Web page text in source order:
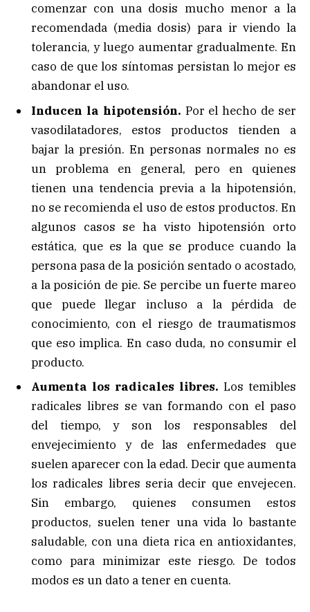
comenzar con una dosis mucho menor a la
recomendada (media dosis) para ir viendo la
tolerancia, y luego aumentar gradualmente. En
caso de que los síntomas persistan lo mejor es
abandonar el uso.
Inducen la hipotensión. Por el hecho de ser
vasodilatadores, estos productos tienden a
bajar la presión. En personas normales no es
un problema en general, pero en quienes
tienen una tendencia previa a la hipotensión,
no se recomienda el uso de estos productos. En
algunos casos se ha visto hipotensión orto
estática, que es la que se produce cuando la
persona pasa de la posición sentado o acostado,
a la posición de pie. Se percibe un fuerte mareo
que puede llegar incluso a la pérdida de
conocimiento, con el riesgo de traumatismos
que eso implica. En caso duda, no consumir el
producto.
Aumenta los radicales libres. Los temibles
radicales libres se van formando con el paso
del tiempo, y son los responsables del
envejecimiento y de las enfermedades que
suelen aparecer con la edad. Decir que aumenta
los radicales libres seria decir que envejecen.
Sin embargo, quienes consumen estos
productos, suelen tener una vida lo bastante
saludable, con una dieta rica en antioxidantes,
como para minimizar este riesgo. De todos
modos es un dato a tener en cuenta.